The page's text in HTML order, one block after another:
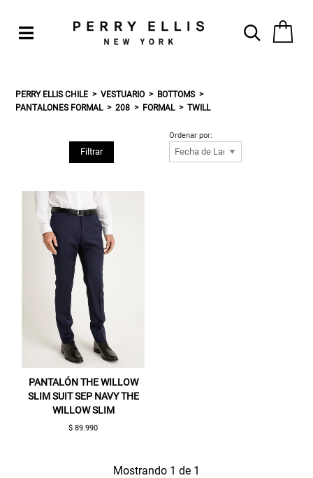
PERRY ELLIS CHILE VESTUARIO
BOTTOMS
PANTALONES FORMAL
208 FORMAL TWILL
Filtrar
Ordenar por:
PANTALÓN THE WILLOW
SLIM SUIT SEP NAVY THE
WILLOW SLIM
$ 89.990
Mostrando 1 de 1
Gracias por inscribirte!